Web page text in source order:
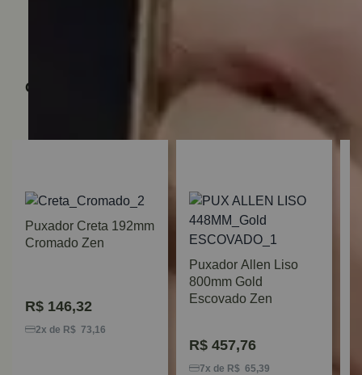
Quem viu, viu também
Puxador Creta 192mm
Cromado Zen
R$ 146,32
2x de R$ 73,16
Puxador Allen Liso
800mm Gold
Escovado Zen
R$ 457,76
7x de R$ 65,39